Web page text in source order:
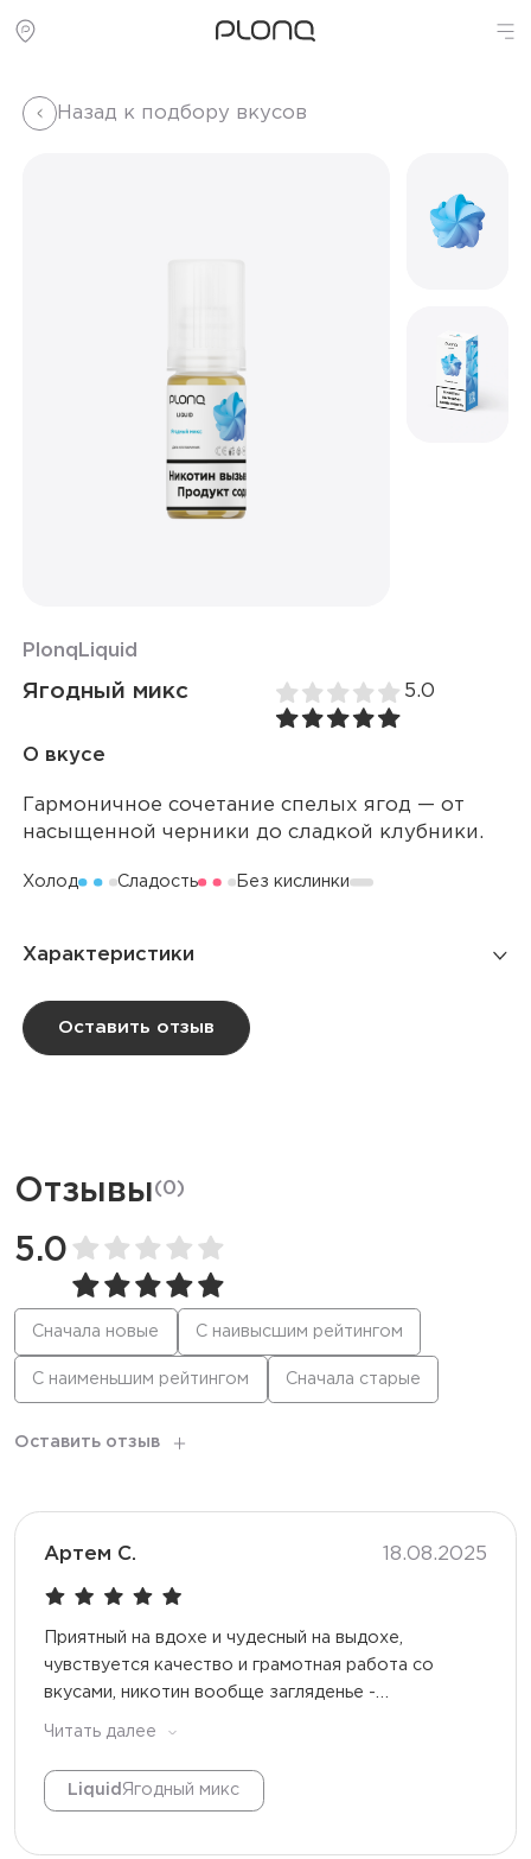
Назад к подбору вкусов
Plonq Liquid
Ягодный микс 5.0
О вкусе
Гармоничное сочетание спелых ягод — от
насыщенной черники до сладкой клубники.
Холод Сладость Без кислинки
Характеристики
Количество вкусов
Оставить отзыв
Отзывы (0)
5.0
Сначала новые С наивысшим рейтингом
С наименьшим рейтингом Сначала старые
Оставить отзыв
Артем С. 18.08.2025
Приятный на вдохе и чудесный на выдохе,
чувствуется качество и грамотная работа со
вкусами, никотин вообще загляденье -
Читать далее
Liquid Ягодный микс